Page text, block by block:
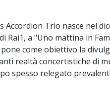
Trio nasce nel
Rai1, a "Uno mattina in
come obiettivo la
realtà concertistiche di
spesso relegato